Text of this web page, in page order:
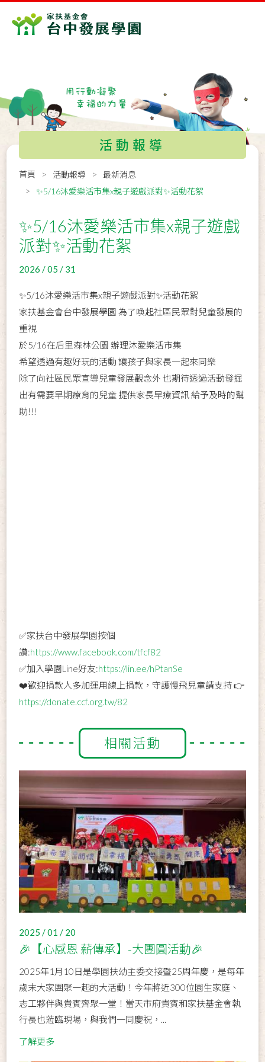
活動報導
首頁 活動報導
最新消息
✨5/16沐愛樂活市集x親子遊戲派對✨活動花絮
✨5/16沐愛樂活市集x親子遊戲
派對✨活動花絮
2026 / 05 / 31
✨5/16沐愛樂活市集x親子遊戲派對✨活動花絮
家扶基金會台中發展學園 為了喚起社區民眾對兒童發展的
重視
於5/16在后里森林公園 辦理沐愛樂活市集
希望透過有趣好玩的活動 讓孩子與家長一起來同樂
除了向社區民眾宣導兒童發展觀念外 也期待透過活動發掘
出有需要早期療育的兒童 提供家長早療資訊 給予及時的幫
助!!!
✅家扶台中發展學園按個
讚:https://www.facebook.com/tfcf82
✅加入學園Line好友:https://lin.ee/hPtanSe
❤️歡迎捐款人多加運用線上捐款，守護慢飛兒童請支持 👉
https://donate.ccf.org.tw/82
相關活動
2025 / 01 / 20
🎉【心感恩 薪傳承】-大團圓活動🎉
2025年1月10日是學園扶幼主委交接暨25周年慶，是每年
歲末大家團聚一起的大活動！今年將近300位園生家庭、
志工夥伴與貴賓齊聚一堂！當天市府貴賓和家扶基金會執
行長也蒞臨現場，與我們一同慶祝，...
了解更多